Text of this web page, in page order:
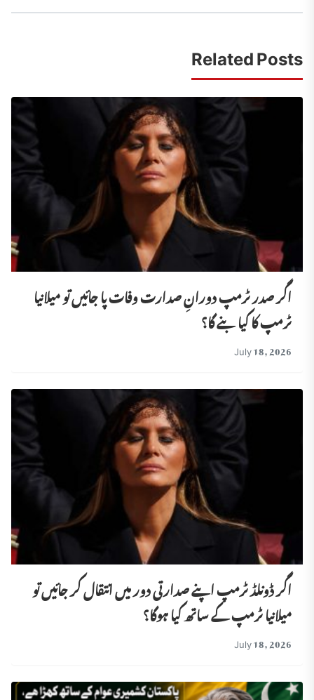
Related Posts
اگر صدر ٹرمپ دورانِ صدارت وفات پا جائیں تو میلانیا
ٹرمپ کا کیا بنے گا؟
July 18, 2026
اگر ڈونلڈ ٹرمپ اپنے صدارتی دور میں انتقال کر جائیں تو
میلانیا ٹرمپ کے ساتھ کیا ہوگا؟
July 18, 2026